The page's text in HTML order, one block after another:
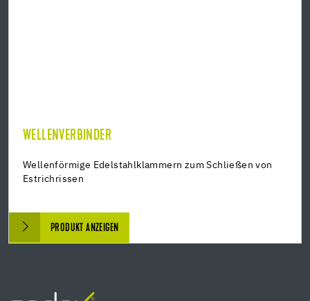
WELLENVERBINDER
Wellenförmige Edelstahlklammern zum Schließen von
Estrichrissen
PRODUKT ANZEIGEN